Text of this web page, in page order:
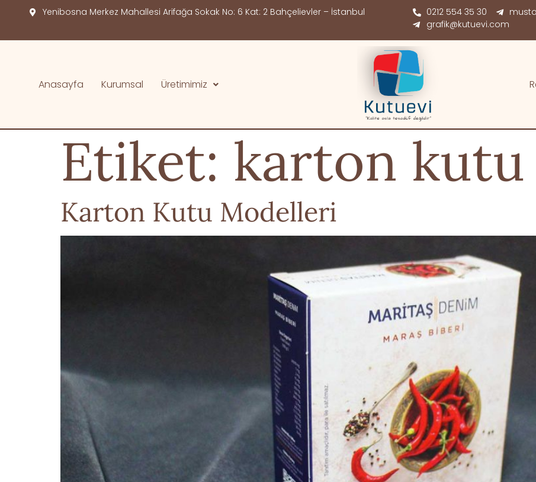
Yenibosna Merkez Mahallesi Arifağa Sokak No: 6 Kat: 2 Bahçelievler – İstanbul 0212 554 35 30
grafik@kutuevi.com
Anasayfa Kurumsal Üretimimiz
Etiket: karton kutu
Karton Kutu Modelleri